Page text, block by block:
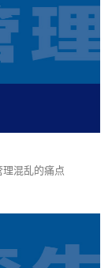
理混乱的痛点